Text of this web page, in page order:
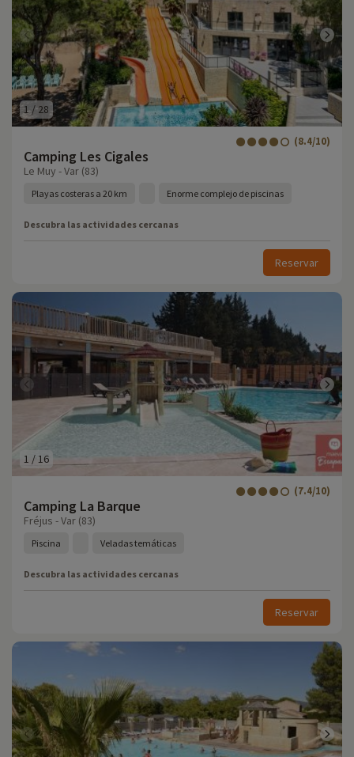
1 /28
Camping Les Cigales
(8.4/10)
Le Muy - Var (83)
Playas costeras a 20 km Enorme complejo de piscinas
Descubra las actividades cercanas
Reservar
1 /16
Camping La Barque
(7.4/10)
Fréjus - Var (83)
Piscina Veladas temáticas
Descubra las actividades cercanas
Reservar